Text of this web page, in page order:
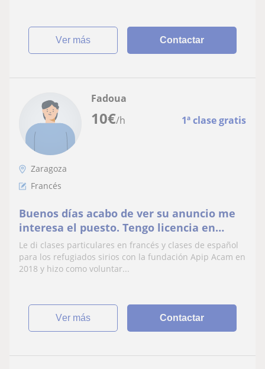
ver más Contactar
10€/h 1ª clase gratis
Fadoua
Zaragoza
Francés
Buenos días acabo de ver su anuncio me
interesa el puesto. Tengo licencia en
letras árabe y francés homologado
desde2017 y el francés es la segunda
idioma en mi país
Le di clases particulares en francés y clases de español
para los refugiados sirios con la fundación Apip Acam en
2018 y hizo como voluntar...
ver más Contactar